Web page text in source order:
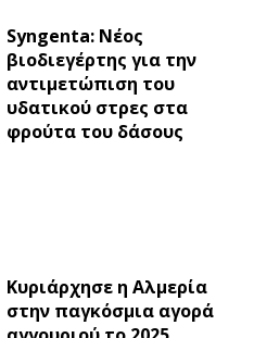
Syngenta: Νέος
βιοδιεγέρτης για την
αντιμετώπιση του
υδατικού στρες στα
φρούτα του δάσους
Κυριάρχησε η Αλμερία
στην παγκόσμια αγορά